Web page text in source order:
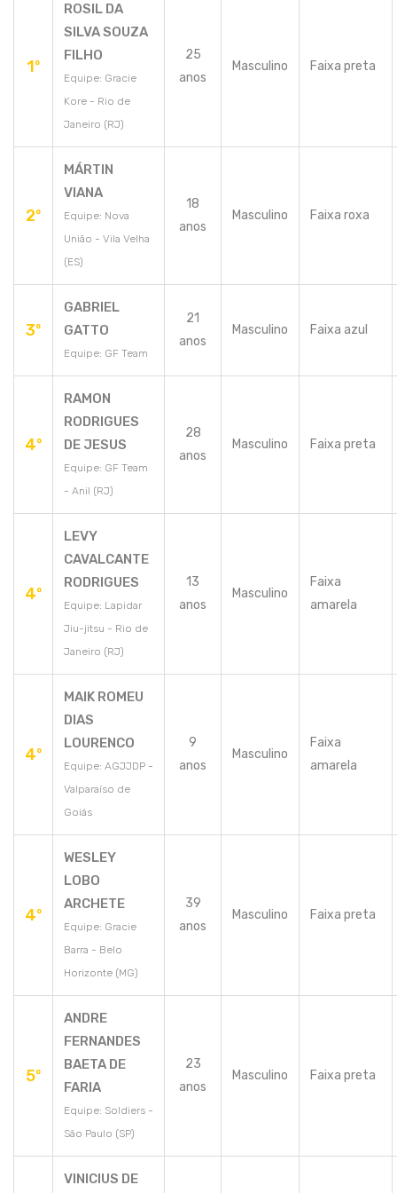
1º
ROSIL DA
SILVA SOUZA
FILHO
Equipe: Gracie
Kore - Rio de
Janeiro (RJ)
25
anos
Masculino Faixa preta
2º
MÁRTIN
VIANA
Equipe: Nova
União - Vila Velha
(ES)
18
anos
Masculino Faixa roxa
3º
GABRIEL
GATTO
Equipe: GF Team
21
anos
Masculino Faixa azul
4º
RAMON
RODRIGUES
DE JESUS
Equipe: GF Team
- Anil (RJ)
28
anos
Masculino Faixa preta
4º
LEVY
CAVALCANTE
RODRIGUES
Equipe: Lapidar
Jiu-jitsu - Rio de
Janeiro (RJ)
13
anos
Masculino
Faixa
amarela
4º
MAIK ROMEU
DIAS
LOURENCO
Equipe: AGJJDP -
Valparaíso de
Goiás
9
anos
Masculino
Faixa
amarela
4º
WESLEY
LOBO
ARCHETE
Equipe: Gracie
Barra - Belo
Horizonte (MG)
39
anos
Masculino Faixa preta
5º
ANDRE
FERNANDES
BAETA DE
FARIA
Equipe: Soldiers -
São Paulo (SP)
23
anos
Masculino Faixa preta
VINICIUS DE